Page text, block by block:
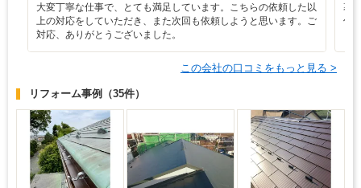
大変丁寧な仕事で、とても満足しています。こちらの依頼した以
上の対応をしていただき、また次回も依頼しようと思います。ご
対応、ありがとうございました。
幕
併
この会社の口コミをもっと見る >
リフォーム事例 （35件）